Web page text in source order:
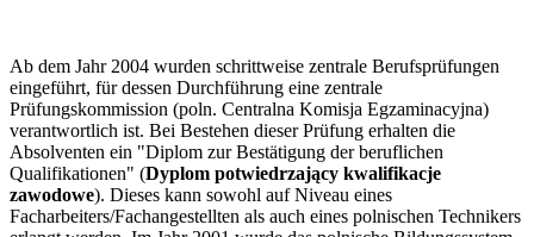
Ab dem Jahr 2004 wurden schrittweise zentrale Berufsprüfungen
eingeführt, für dessen Durchführung eine zentrale
Prüfungskommission (poln. Centralna Komisja Egzaminacyjna)
verantwortlich ist. Bei Bestehen dieser Prüfung erhalten die
Absolventen ein "Diplom zur Bestätigung der beruflichen
Qualifikationen" (Dyplom potwiedrzający kwalifikacje
zawodowe). Dieses kann sowohl auf Niveau eines
Facharbeiters/Fachangestellten als auch eines polnischen Technikers